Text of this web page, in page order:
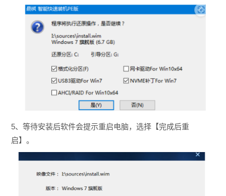
5、等待安装后软件会提示重启电脑，选择【完成后重
启】。